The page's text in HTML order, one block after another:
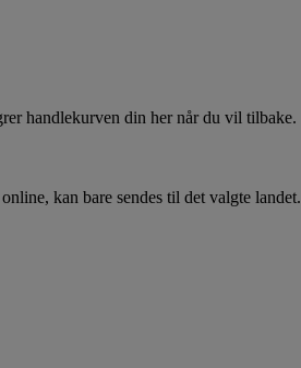
handlekurven din her når du vil tilbake.
kan bare sendes til det valgte landet.